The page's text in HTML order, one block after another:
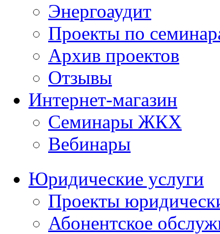
Энергоаудит
Проекты по
Архив проектов
Отзывы
Интернет-магазин
Семинары ЖКХ
Вебинары
Юридические услуги
Проекты
Абонентское